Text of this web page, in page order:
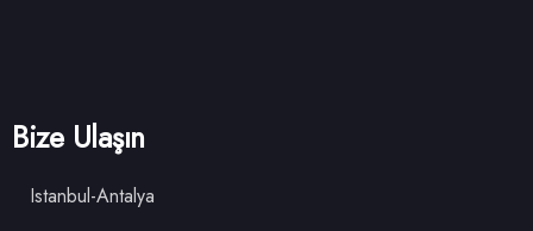
Bize Ulaşın
Istanbul-Antalya